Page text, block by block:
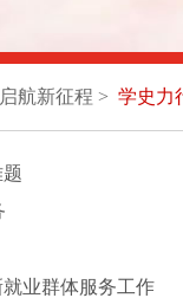
航新征程 > 学史力
业群体服务工作